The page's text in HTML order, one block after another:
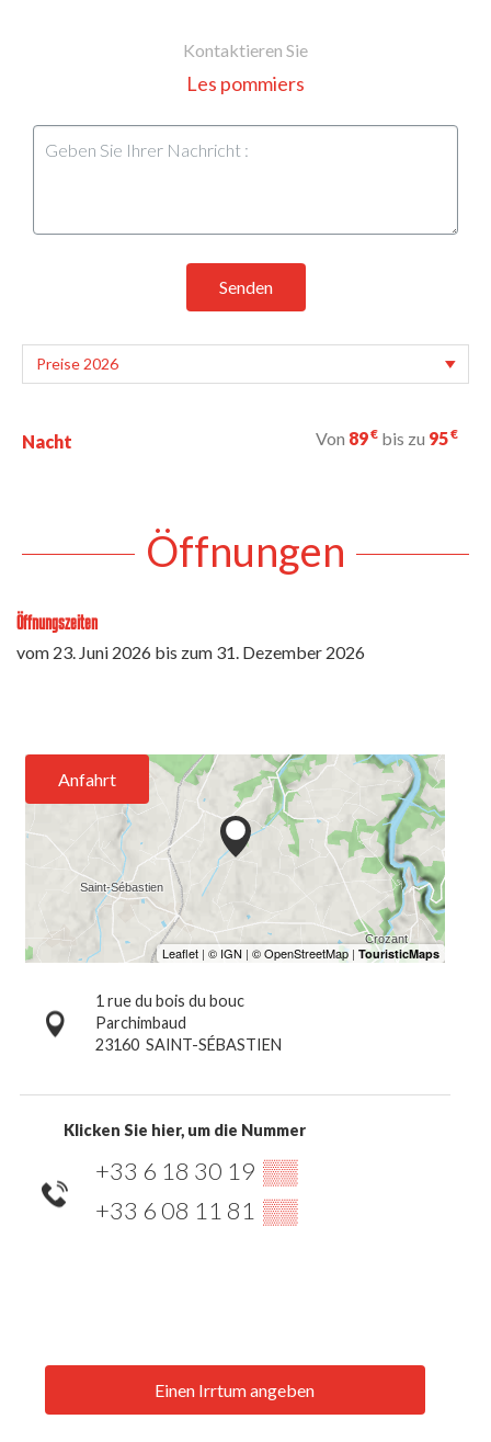
Kontaktieren Sie
Les pommiers
Senden
Nacht Von 89€ bis zu 95€
Öffnungen
Öffnungszeiten
vom 23. Juni 2026 bis zum 31. Dezember 2026
Anfahrt
1 rue du bois du bouc
Parchimbaud
23160 SAINT-SÉBASTIEN
Klicken Sie hier, um die Nummer
+33 6 18 30 19 ▒▒
+33 6 08 11 81 ▒▒
Einen Irrtum angeben